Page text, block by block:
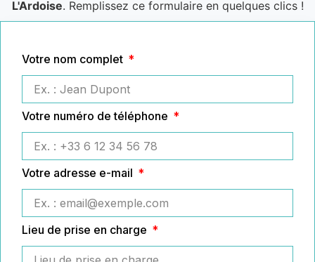
L'Ardoise. Remplissez ce formulaire en quelques clics !
Votre nom complet
Votre numéro de téléphone
Votre adresse e-mail
Lieu de prise en charge